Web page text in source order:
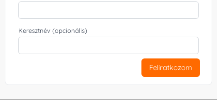
Keresztnév (opcionális)
Feliratkozom